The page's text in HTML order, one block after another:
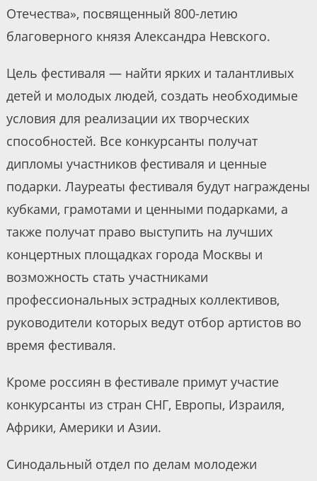
Отечества», посвященный 800-летию
благоверного князя Александра Невского.
Цель фестиваля — найти ярких и талантливых
детей и молодых людей, создать необходимые
условия для реализации их творческих
способностей. Все конкурсанты получат
дипломы участников фестиваля и ценные
подарки. Лауреаты фестиваля будут награждены
кубками, грамотами и ценными подарками, а
также получат право выступить на лучших
концертных площадках города Москвы и
возможность стать участниками
профессиональных эстрадных коллективов,
руководители которых ведут отбор артистов во
время фестиваля.
Кроме россиян в фестивале примут участие
конкурсанты из стран СНГ, Европы, Израиля,
Африки, Америки и Азии.
Синодальный отдел по делам молодежи